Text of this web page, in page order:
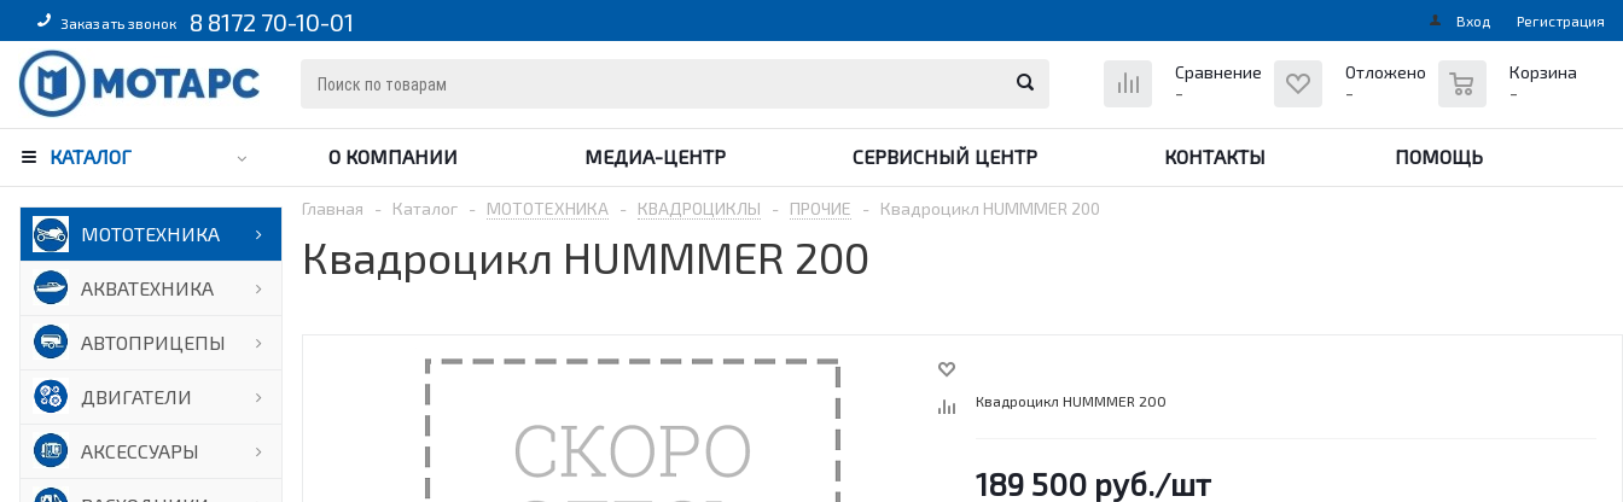
Заказать звонок 8 8172 70-10-01 Вход Регистрация
Сравнение
-
Отложено
-
Корзина
-
КАТАЛОГ О КОМПАНИИ МЕДИА-ЦЕНТР СЕРВИСНЫЙ ЦЕНТР КОНТАКТЫ ПОМОЩЬ
МОТОТЕХНИКА
АКВАТЕХНИКА
АВТОПРИЦЕПЫ
ДВИГАТЕЛИ
АКСЕССУАРЫ
Главная - Каталог - МОТОТЕХНИКА - КВАДРОЦИКЛЫ - ПРОЧИЕ - Квадроцикл HUMMMER 200
Квадроцикл HUMMMER 200
Квадроцикл HUMMMER 200
189 500 руб./шт